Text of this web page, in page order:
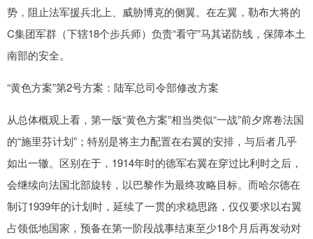
势，阻止法军援兵北上、威胁博克的侧翼。在左翼，勒布大将的
C集团军群（下辖18个步兵师）负责“看守”马其诺防线，保障本土
南部的安全。
“黄色方案”第2号方案：陆军总司令部修改方案
从总体概观上看，第一版“黄色方案”相当类似“一战”前夕席卷法国
的“施里芬计划”；特别是将主力配置在右翼的安排，与后者几乎
如出一辙。区别在于，1914年时的德军右翼在穿过比利时之后，
会继续向法国北部旋转，以巴黎作为最终攻略目标。而哈尔德在
制订1939年的计划时，延续了一贯的求稳思路，仅仅要求以右翼
占领低地国家，预备在第一阶段战事结束至少18个月后再发动对